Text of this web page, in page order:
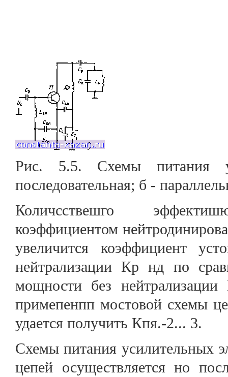
Рис. 5.5. Схемы питания
последовательная; б -
Количсствешго
коэффициентом
увеличится коэффициент
нейтрализации Кр нд по
мощности без
примепенпп мостовой схемы
удается получить Кпя.-2... 3.
Схемы питания усилительных
цепей осуществляется но